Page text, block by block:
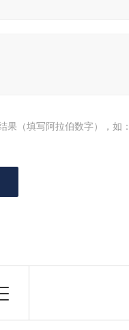
果（填写阿拉伯数字），如